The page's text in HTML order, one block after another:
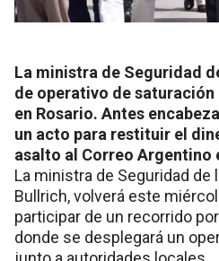
La ministra de Seguridad
de operativo de saturación
en Rosario. Antes
un acto para restituir el
asalto al Correo Argentino
La ministra de Seguridad de
Bullrich, volverá este
participar de un recorrido
donde se desplegará un